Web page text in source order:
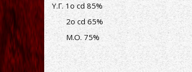
Υ.Γ. 1ο cd 85%
2ο cd 65%
Μ.Ο. 75%